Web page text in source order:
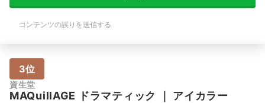
コンテンツの誤りを送信する
3位
資生堂
MAQuillAGE ドラマティック アイカラー